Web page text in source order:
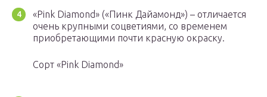
«Pink Diamond» («Пинк Дайамонд») – отличается
очень крупными соцветиями, со временем
приобретающими почти красную окраску.
Сорт «Pink Diamond»